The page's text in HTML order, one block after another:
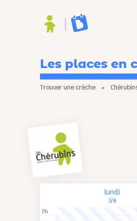
Les places en
Trouver une crèche »
lundi
3/8
7h